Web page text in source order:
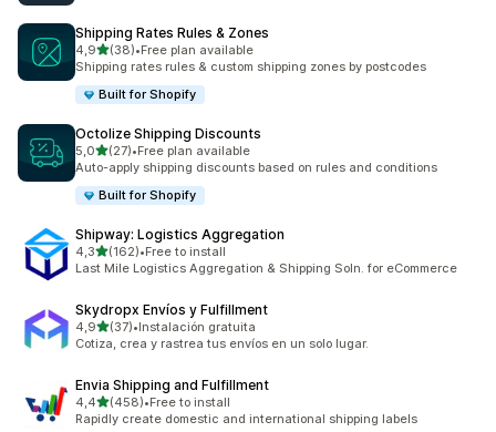
Shipping Rates Rules & Zones
4,9z 5 hvězd
(38)
Celkový počet recenzí: 38
•Free plan available
Shipping rates rules & custom shipping zones by postcodes
Built for Shopify
Octolize Shipping Discounts
5,0z 5 hvězd
(27)
Celkový počet recenzí: 27
•Free plan available
Auto-apply shipping discounts based on rules and conditions
Built for Shopify
Shipway: Logistics Aggregation
4,3z 5 hvězd
(162)
Celkový počet recenzí: 162
•Free to install
Last Mile Logistics Aggregation & Shipping Soln. for eCommerce
Skydropx Envíos y Fulfillment
4,9z 5 hvězd
(37)
Celkový počet recenzí: 37
•Instalación gratuita
Cotiza, crea y rastrea tus envíos en un solo lugar.
Envia Shipping and Fulfillment
4,4z 5 hvězd
(458)
Celkový počet recenzí: 458
•Free to install
Rapidly create domestic and international shipping labels